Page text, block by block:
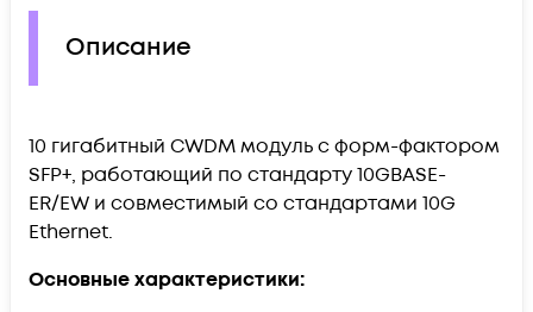
Описание
10 гигабитный CWDM модуль с форм-фактором
SFP+, работающий по стандарту 10GBASE-
ER/EW и совместимый со стандартами 10G
Ethernet.
Основные характеристики: